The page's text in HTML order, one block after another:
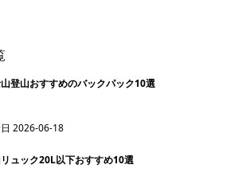
登山おすすめのバックパック10選
日2026-06-18
ュック20L以下おすすめ10選